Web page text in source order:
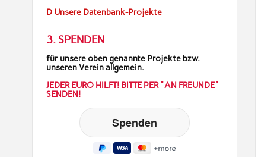
D Unsere Datenbank-Projekte
3. SPENDEN
für unsere oben genannte Projekte bzw.
unseren Verein allgemein.
JEDER EURO HILFT! BITTE PER "AN FREUNDE"
SENDEN!